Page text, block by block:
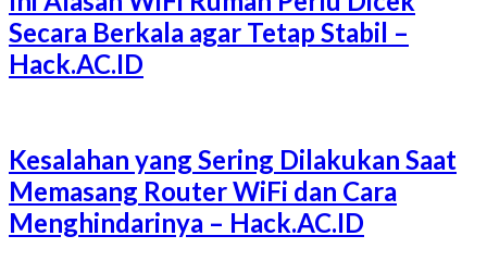
Secara Berkala agar Tetap Stabil –
Hack.AC.ID
Kesalahan yang Sering Dilakukan Saat
Memasang Router WiFi dan Cara
Menghindarinya – Hack.AC.ID